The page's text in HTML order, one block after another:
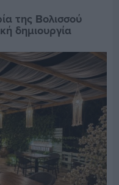
της Βολισσού
δημιουργία